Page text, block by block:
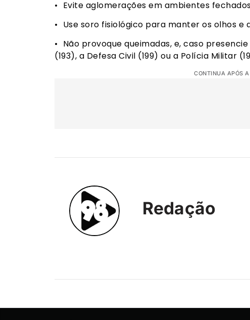
•⁠ ⁠Evite aglomerações em ambientes
•⁠ ⁠Use soro fisiológico para manter os olhos e
•⁠ ⁠Não provoque queimadas, e, caso
(193), a Defesa Civil (199) ou a Polícia Militar
CONTINUA APÓS
Redação